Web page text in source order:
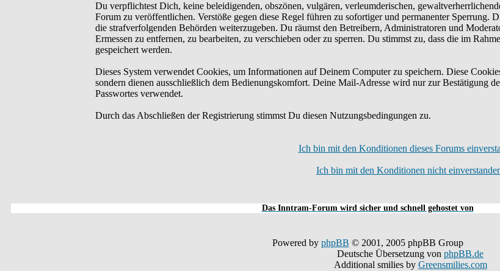
Du verpflichtest Dich, keine beleidigenden, obszönen, vulgären, verleumderischen,
Forum zu veröffentlichen. Verstöße gegen diese Regel führen zu sofortiger und permanenter Sperrung.
die strafverfolgenden Behörden weiterzugeben. Du räumst den Betreibern, Administratoren und
Ermessen zu entfernen, zu bearbeiten, zu verschieben oder zu sperren. Du stimmst zu, dass die im
gespeichert werden.
Dieses System verwendet Cookies, um Informationen auf Deinem Computer zu speichern. Diese
sondern dienen ausschließlich dem Bedienungskomfort. Deine Mail-Adresse wird nur zur Bestätigung
Passwortes verwendet.
Durch das Abschließen der Registrierung stimmst Du diesen Nutzungsbedingungen zu.
Ich bin mit den Konditionen dieses Forums
Ich bin mit den Konditionen nicht
Das Inntram-Forum wird sicher und schnell gehostet von
Powered by phpBB © 2001, 2005 phpBB Group
Deutsche Übersetzung von phpBB.de
Additional smilies by Greensmilies.com